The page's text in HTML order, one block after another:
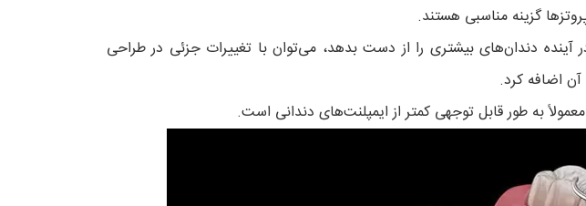
گزینه مناسبی هستند.
آینده دندان‌های بیشتری را از دست بدهد، می‌توان با تغییرات جزئی در طراحی
اضافه کرد.
به طور قابل توجهی کمتر از ایمپلنت‌های دندانی است.